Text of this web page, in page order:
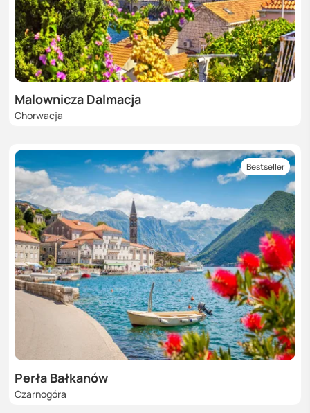
Malownicza Dalmacja
Chorwacja
Bestseller
Perła Bałkanów
Czarnogóra